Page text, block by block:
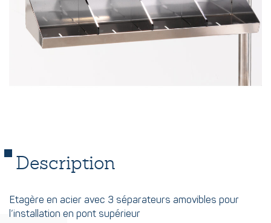
Description
Etagère en acier avec 3 séparateurs amovibles pour
l’installation en pont supérieur